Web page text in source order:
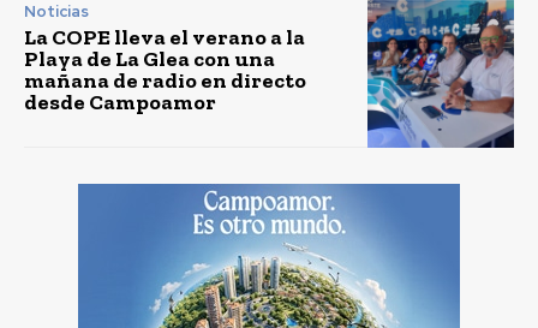
Noticias
La COPE lleva el verano a la
Playa de La Glea con una
mañana de radio en directo
desde Campoamor